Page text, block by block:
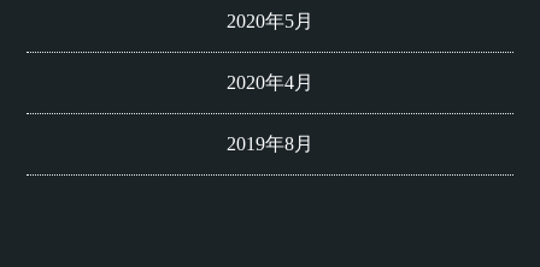
2020年5月
2020年4月
2019年8月